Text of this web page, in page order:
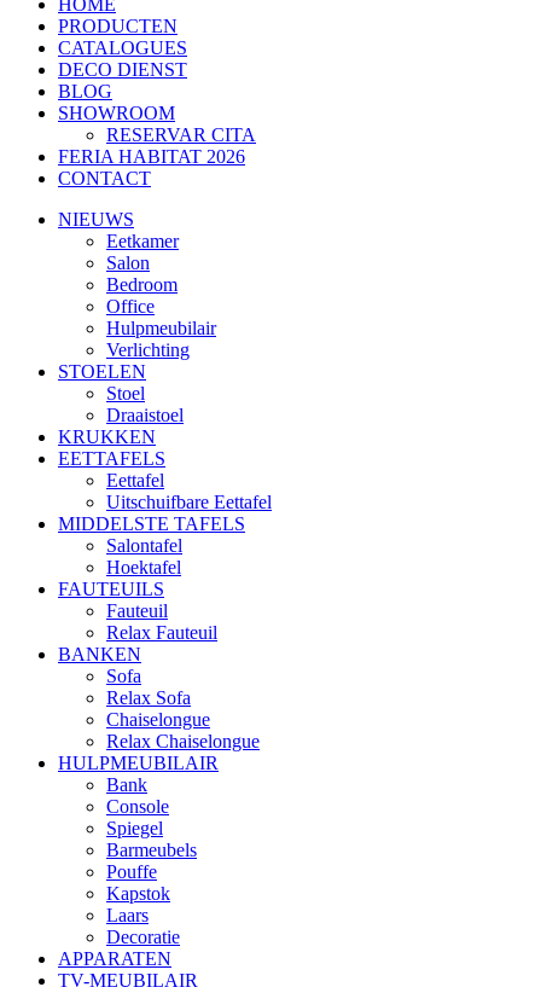
PRODUCTEN
CATALOGUES
DECO DIENST
BLOG
SHOWROOM
RESERVAR CITA
FERIA HABITAT 2026
CONTACT
NIEUWS
Eetkamer
Salon
Bedroom
Office
Hulpmeubilair
Verlichting
STOELEN
Stoel
Draaistoel
KRUKKEN
EETTAFELS
Eettafel
Uitschuifbare Eettafel
MIDDELSTE TAFELS
Salontafel
Hoektafel
FAUTEUILS
Fauteuil
Relax Fauteuil
BANKEN
Sofa
Relax Sofa
Chaiselongue
Relax Chaiselongue
HULPMEUBILAIR
Bank
Console
Spiegel
Barmeubels
Pouffe
Kapstok
Laars
Decoratie
APPARATEN
TV-MEUBILAIR